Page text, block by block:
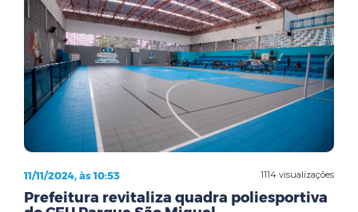
1114 visualizações
11/11/2024, às 10:53
Prefeitura revitaliza quadra poliesportiva